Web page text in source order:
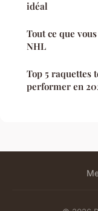
idéal
Tout ce que
NHL
Top 5 raquettes
performer en